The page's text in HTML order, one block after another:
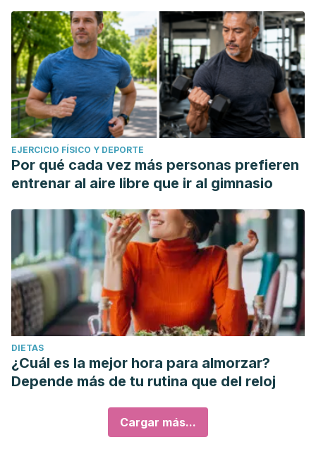
EJERCICIO FÍSICO Y DEPORTE
Por qué cada vez más personas prefieren
entrenar al aire libre que ir al gimnasio
DIETAS
¿Cuál es la mejor hora para almorzar?
Depende más de tu rutina que del reloj
Cargar más...